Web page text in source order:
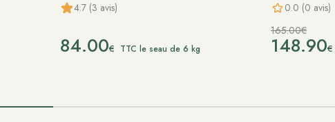
4.7 (3 avis)
84.00€ TTC le seau de 6 kg
0.0 (0 avis)
165.00€
148.90€